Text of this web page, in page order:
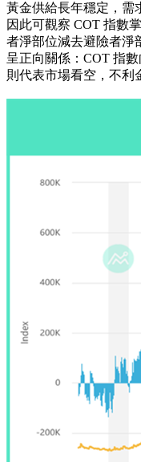
黃金供給長年穩定，需
因此可觀察 COT 指數
者淨部位減去避險者淨
呈正向關係：COT 指
則代表市場看空，不利